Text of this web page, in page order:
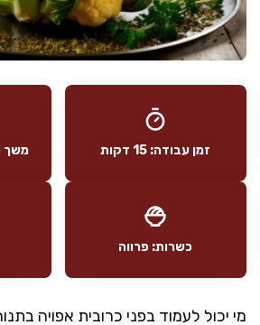
זמן עבודה: 15 דקות משך
כשרות: פרווה
מי יכול לעמוד בפני כרובית אפויה